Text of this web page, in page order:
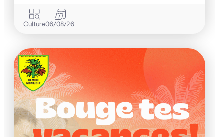
Culture06/08/26